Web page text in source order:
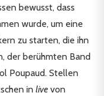
bewusst, dass
wurde, um eine
zu starten, die ihn
der berühmten Band
Poupaud. Stellen
in live von